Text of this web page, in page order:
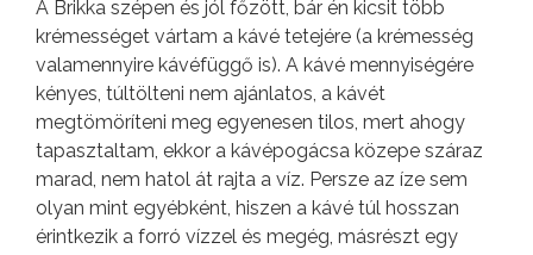
A Brikka szépen és jól főzött, bár én kicsit több
krémességet vártam a kávé tetejére (a krémesség
valamennyire kávéfüggő is). A kávé mennyiségére
kényes, túltölteni nem ajánlatos, a kávét
megtömöríteni meg egyenesen tilos, mert ahogy
tapasztaltam, ekkor a kávépogácsa közepe száraz
marad, nem hatol át rajta a víz. Persze az íze sem
olyan mint egyébként, hiszen a kávé túl hosszan
érintkezik a forró vízzel és megég, másrészt egy